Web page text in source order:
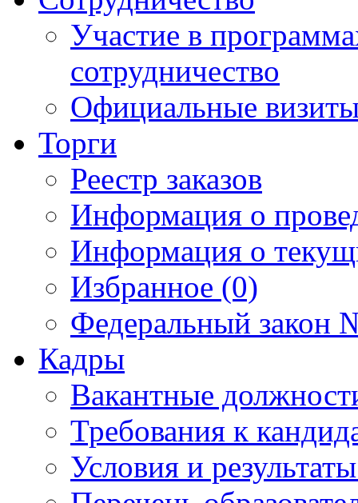
Участие в
сотрудничество
Официальные
Торги
Реестр заказов
Информация о
Информация о
Избранное (0)
Федеральный закон
Кадры
Вакантные
Требования к
Условия и